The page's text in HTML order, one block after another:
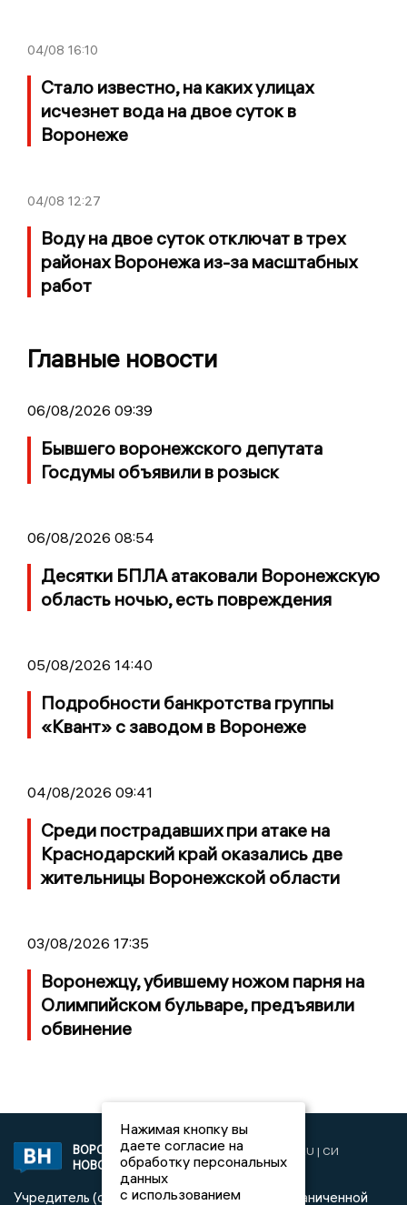
04/08 16:10
Стало известно, на каких улицах
исчезнет вода на двое суток в
Воронеже
04/08 12:27
Воду на двое суток отключат в трех
районах Воронежа из-за масштабных
работ
Главные новости
06/08/2026 09:39
Бывшего воронежского депутата
Госдумы объявили в розыск
06/08/2026 08:54
Десятки БПЛА атаковали Воронежскую
область ночью, есть повреждения
05/08/2026 14:40
Подробности банкротства группы
«Квант» с заводом в Воронеже
04/08/2026 09:41
Среди пострадавших при атаке на
Краснодарский край оказались две
жительницы Воронежской области
03/08/2026 17:35
Воронежцу, убившему ножом парня на
Олимпийском бульваре, предъявили
обвинение
ВОРОНЕЖСКИЕ
НОВОСТИ
2019 © VORONEZHNEWS.RU | СИ
«Воронежские новости»
Учредитель (соучредители): Общество с ограниченной
Нажимая кнопку вы
даете согласие на
обработку персональных
данных
с использованием